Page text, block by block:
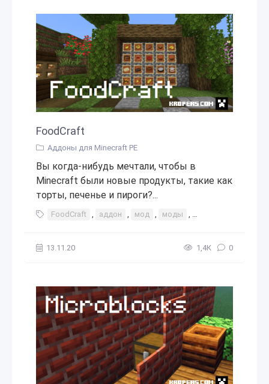
FoodCraft
Аддоны для Minecraft PE
Вы когда-нибудь мечтали, чтобы в
Minecraft были новые продукты, такие как
торты, печенье и пироги?...
FoodCraft , аддон , мод , моды , аддоны
13.11.20 1,4К 0